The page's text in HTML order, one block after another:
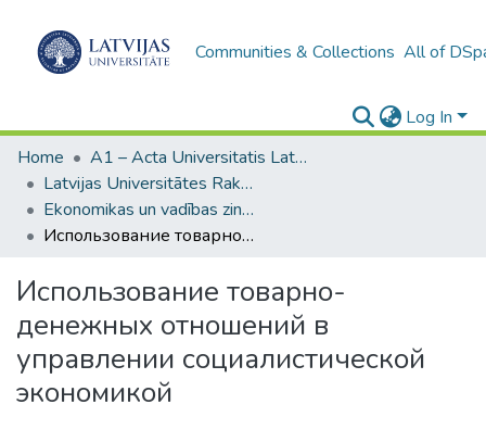
Communities & Collections All of
Log In
Home
A1 – Acta Universitatis Latviensis / Universitātes raksti / Scientific papers
Latvijas Universitātes Raksti (1949– )
Ekonomikas un vadības zinātnes
Использование товарно-денежных отношений в управлении социалистической экономикой
Использование товарно-
денежных отношений в
управлении социалистической
экономикой